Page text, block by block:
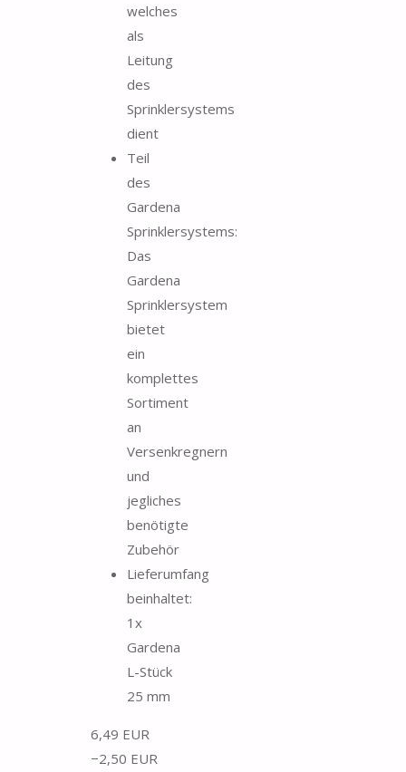
welches
als
Leitung
des
Sprinklersystems
dient
Teil
des
Gardena
Sprinklersystems:
Das
Gardena
Sprinklersystem
bietet
ein
komplettes
Sortiment
an
Versenkregnern
und
jegliches
benötigte
Zubehör
Lieferumfang
beinhaltet:
1x
Gardena
L-Stück
25 mm
6,49 EUR
−2,50 EUR